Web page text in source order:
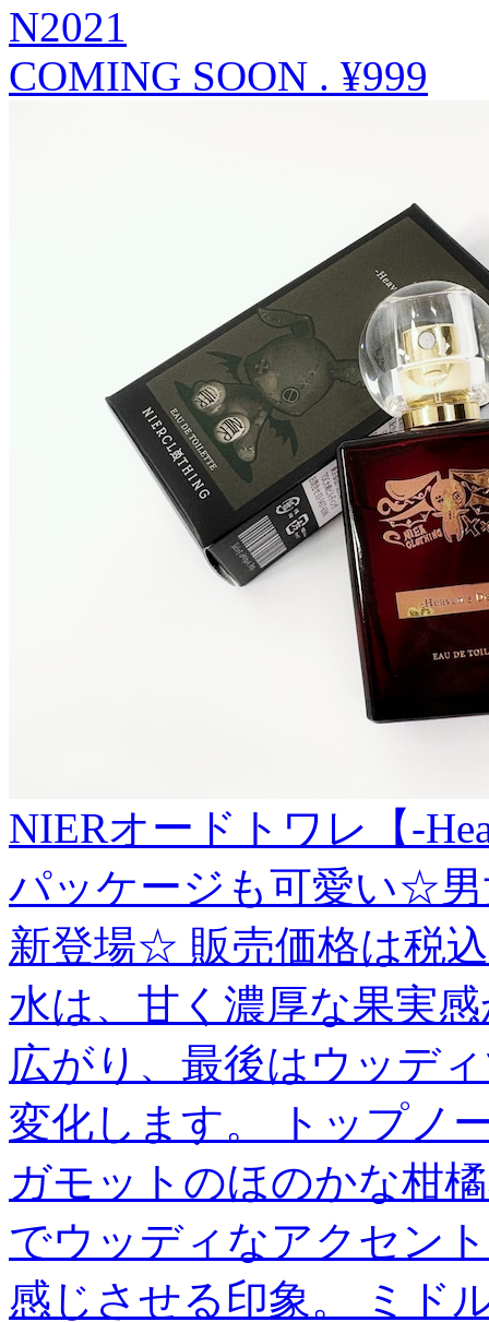
N2021
COMING SOON . ¥999
NIERオードトワレ【-
パッケージも可愛い☆
新登場☆ 販売価格は税
水は、甘く濃厚な果実
広がり、最後はウッデ
変化します。 トップノ
ガモットのほのかな柑
でウッディなアクセン
感じさせる印象。 ミド